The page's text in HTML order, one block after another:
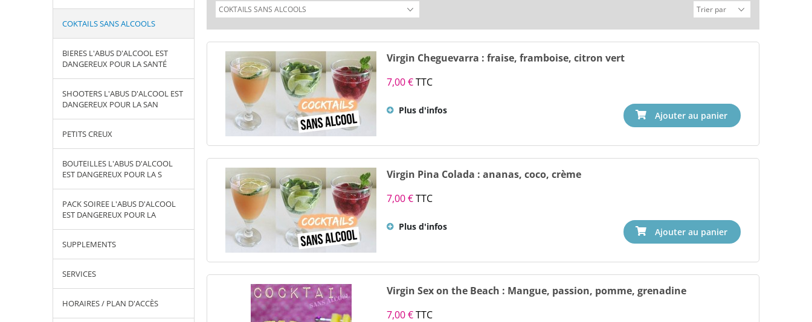
COKTAILS SANS ALCOOLS
BIERES L'ABUS D'ALCOOL EST
DANGEREUX POUR LA SANTÉ
SHOOTERS L'ABUS D'ALCOOL EST
DANGEREUX POUR LA SAN
PETITS CREUX
BOUTEILLES L'ABUS D'ALCOOL
EST DANGEREUX POUR LA S
PACK SOIREE L'ABUS D'ALCOOL
EST DANGEREUX POUR LA
SUPPLEMENTS
SERVICES
HORAIRES / PLAN D'ACCÈS
Virgin Cheguevarra : fraise, framboise, citron vert
7,00 €TTC
Plus d'infos
Virgin Pina Colada : ananas, coco, crème
7,00 €TTC
Plus d'infos
Virgin Sex on the Beach : Mangue, passion, pomme, grenadine
7,00 €TTC